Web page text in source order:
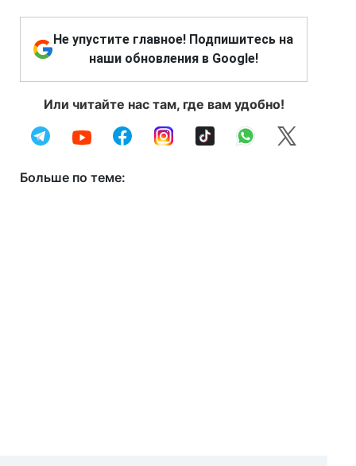
Не упустите главное! Подпишитесь на
наши обновления в Google!
Или читайте нас там, где вам удобно!
Больше по теме: